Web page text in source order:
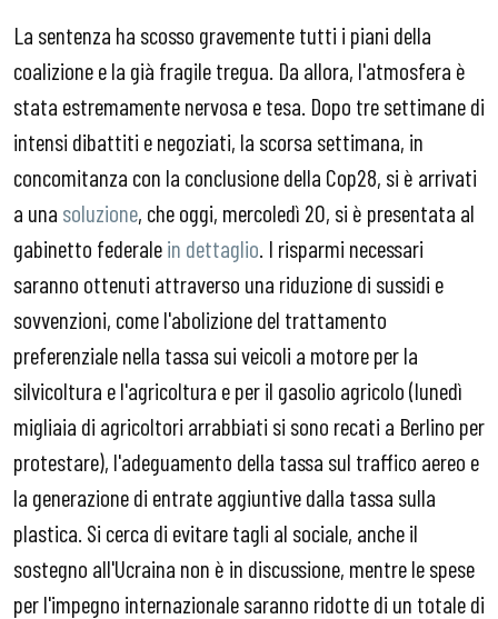
La sentenza ha scosso gravemente tutti i piani della
coalizione e la già fragile tregua. Da allora, l'atmosfera è
stata estremamente nervosa e tesa. Dopo tre settimane di
intensi dibattiti e negoziati, la scorsa settimana, in
concomitanza con la conclusione della Cop28, si è arrivati
a una soluzione, che oggi, mercoledì 20, si è presentata al
gabinetto federalein dettaglio . I risparmi necessari
saranno ottenuti attraverso una riduzione di sussidi e
sovvenzioni, come l'abolizione del trattamento
preferenziale nella tassa sui veicoli a motore per la
silvicoltura e l'agricoltura e per il gasolio agricolo (lunedì
migliaia di agricoltori arrabbiati si sono recati a Berlino per
protestare), l'adeguamento della tassa sul traffico aereo e
la generazione di entrate aggiuntive dalla tassa sulla
plastica. Si cerca di evitare tagli al sociale, anche il
sostegno all'Ucraina non è in discussione, mentre le spese
per l'impegno internazionale saranno ridotte di un totale di